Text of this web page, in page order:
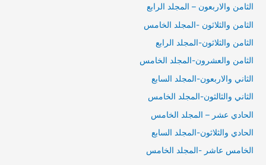
الثامن والاربعون – المجلد الرابع
الثامن والثلاثون -المجلد الخامس
الثامن والثلاثون-المجلد الرابع
الثامن والعشرون-المجلد الخامس
الثاني والاربعون-المجلد السابع
الثاني والثالثون-المجلد الخامس
الحادي عشر – المجلد الخامس
الحادي والثلاثون-المجلد السابع
الخامس عاشر -المجلد الخامس